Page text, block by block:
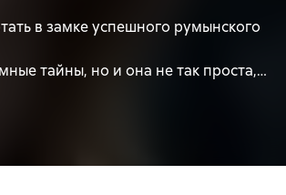
в замке успешного румынского
тайны, но и она не так проста,